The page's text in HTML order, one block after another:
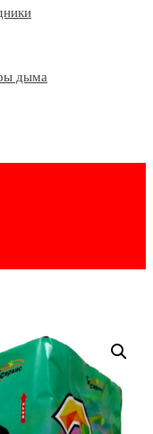
дыма